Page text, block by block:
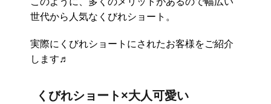
世代から人気なくびれショート。
実際にくびれショートにされたお客様をご紹介
します♬
くびれショート×大人可愛い